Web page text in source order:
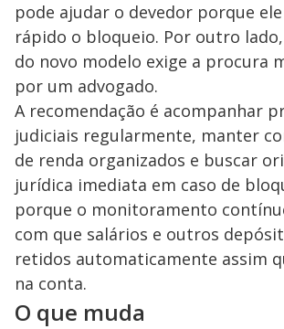
pode ajudar o devedor porque
rápido o bloqueio. Por outro
do novo modelo exige a procura
por um advogado.
A recomendação é acompanhar
judiciais regularmente, manter
de renda organizados e buscar
jurídica imediata em caso de
porque o monitoramento
com que salários e outros
retidos automaticamente assim
na conta.
O que muda